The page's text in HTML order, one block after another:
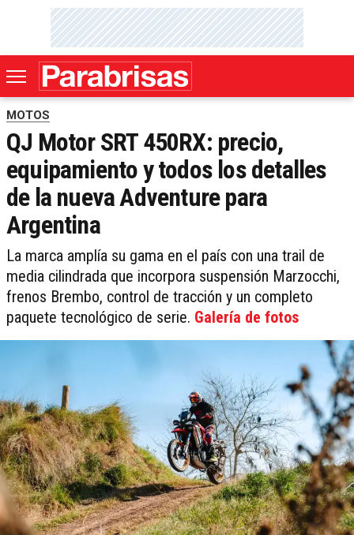
MOTOS
QJ Motor SRT 450RX: precio,
equipamiento y todos los detalles
de la nueva Adventure para
Argentina
La marca amplía su gama en el país con una trail de
media cilindrada que incorpora suspensión Marzocchi,
frenos Brembo, control de tracción y un completo
paquete tecnológico de serie. Galería de fotos